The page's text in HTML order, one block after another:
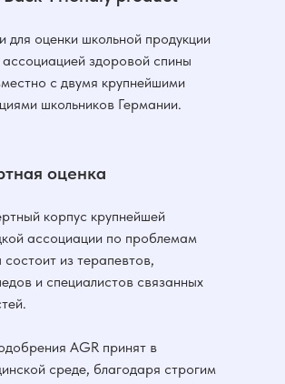
корпус крупнейшей
ассоциации по проблемам
состоит из терапевтов,
и специалистов связанных
оценка
для оценки школьной продукции
здоровой спины
с двумя крупнейшими
школьников Германии.
AGR принят в
среде, благодаря строгим